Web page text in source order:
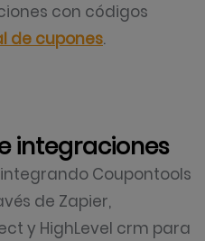
con códigos
de cupones.
integraciones
Coupontools
de Zapier,
y HighLevel crm para